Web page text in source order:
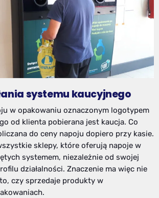
systemu kaucyjnego
w opakowaniu oznaczonym logotypem
od klienta pobierana jest kaucja. Co
do ceny napoju dopiero przy kasie.
sklepy, które oferują napoje w
systemem, niezależnie od swojej
działalności. Znaczenie ma więc nie
czy sprzedaje produkty w